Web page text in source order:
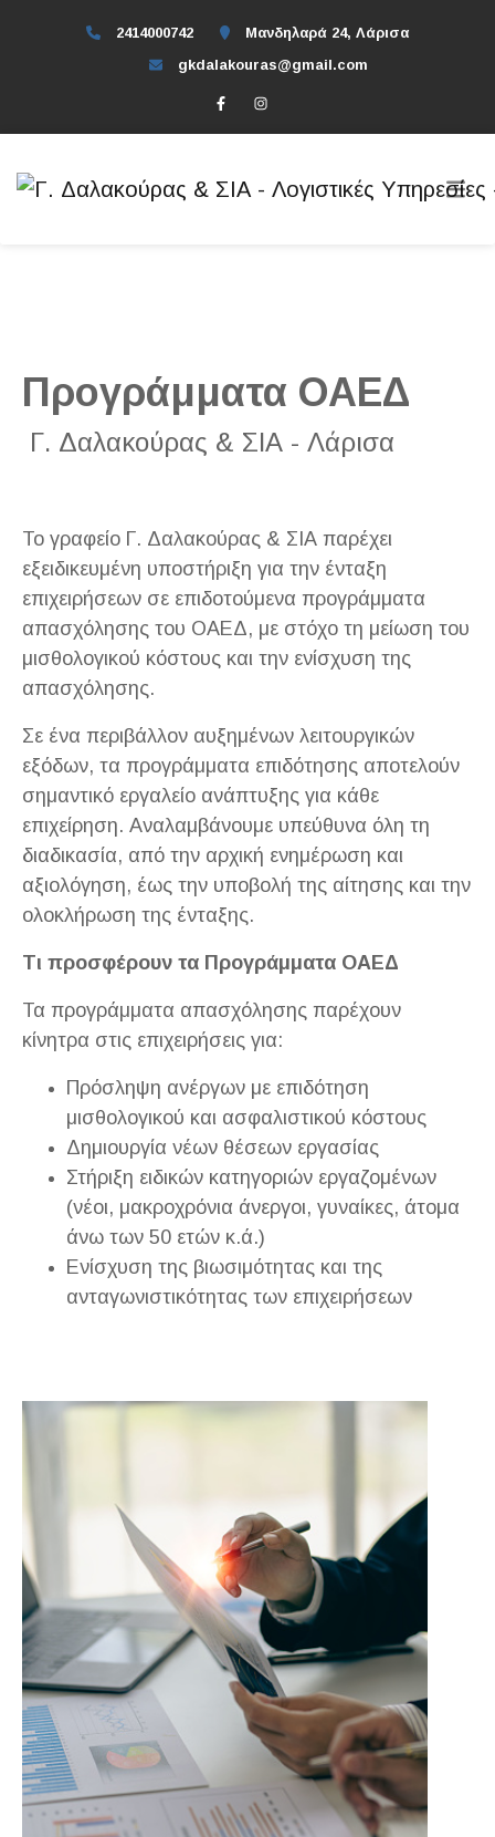
2414000742
Μανδηλαρά 24, Λάρισα
gkdalakouras@gmail.com
Προγράμματα ΟΑΕΔ
Γ. Δαλακούρας & ΣΙΑ - Λάρισα
Το γραφείο Γ. Δαλακούρας & ΣΙΑ παρέχει
εξειδικευμένη υποστήριξη για την ένταξη
επιχειρήσεων σε επιδοτούμενα προγράμματα
απασχόλησης του ΟΑΕΔ, με στόχο τη μείωση του
μισθολογικού κόστους και την ενίσχυση της
απασχόλησης.
Σε ένα περιβάλλον αυξημένων λειτουργικών
εξόδων, τα προγράμματα επιδότησης αποτελούν
σημαντικό εργαλείο ανάπτυξης για κάθε
επιχείρηση. Αναλαμβάνουμε υπεύθυνα όλη τη
διαδικασία, από την αρχική ενημέρωση και
αξιολόγηση, έως την υποβολή της αίτησης και την
ολοκλήρωση της ένταξης.
Τι προσφέρουν τα Προγράμματα ΟΑΕΔ
Τα προγράμματα απασχόλησης παρέχουν
κίνητρα στις επιχειρήσεις για:
Πρόσληψη ανέργων με επιδότηση
μισθολογικού και ασφαλιστικού κόστους
Δημιουργία νέων θέσεων εργασίας
Στήριξη ειδικών κατηγοριών εργαζομένων
(νέοι, μακροχρόνια άνεργοι, γυναίκες, άτομα
άνω των 50 ετών κ.ά.)
Ενίσχυση της βιωσιμότητας και της
ανταγωνιστικότητας των επιχειρήσεων